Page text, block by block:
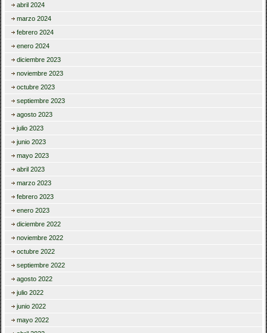
abril 2024
marzo 2024
febrero 2024
enero 2024
diciembre 2023
noviembre 2023
octubre 2023
septiembre 2023
agosto 2023
julio 2023
junio 2023
mayo 2023
abril 2023
marzo 2023
febrero 2023
enero 2023
diciembre 2022
noviembre 2022
octubre 2022
septiembre 2022
agosto 2022
julio 2022
junio 2022
mayo 2022